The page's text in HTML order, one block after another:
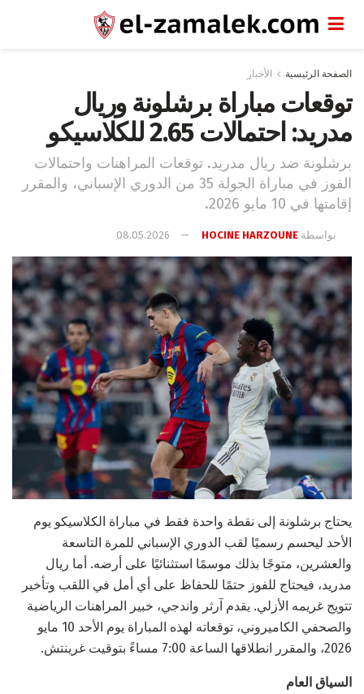
الصفحة الرئيسية الأخبار
توقعات مباراة برشلونة وريال
مدريد: احتمالات 2.65 للكلاسيكو
برشلونة ضد ريال مدريد. توقعات المراهنات واحتمالات
الفوز في مباراة الجولة 35 من الدوري الإسباني، والمقرر
إقامتها في 10 مايو 2026.
بواسطة HOCINE HARZOUNE
08.05.2026
يحتاج برشلونة إلى نقطة واحدة فقط في مباراة الكلاسيكو يوم
الأحد ليحسم رسميًا لقب الدوري الإسباني للمرة التاسعة
والعشرين، متوجًا بذلك موسمًا استثنائيًا على أرضه. أما ريال
مدريد، فيحتاج للفوز حتمًا للحفاظ على أي أمل في اللقب وتأخير
تتويج غريمه الأزلي. يقدم آرثر واندجي، خبير المراهنات الرياضية
والصحفي الكاميروني، توقعاته لهذه المباراة يوم الأحد 10 مايو
2026، والمقرر انطلاقها الساعة 7:00 مساءً بتوقيت غرينتش.
السياق العام